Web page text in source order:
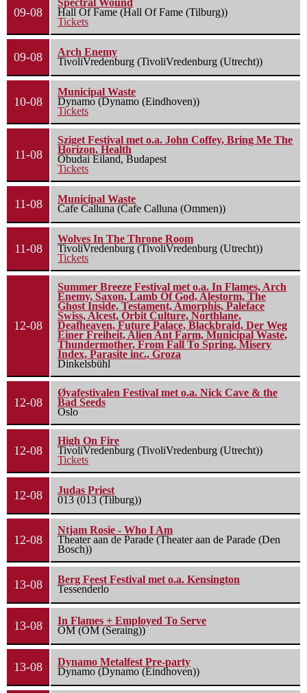
09-08
Spectral Wound
Hall Of Fame (Hall Of Fame (Tilburg))
Tickets
09-08
Arch Enemy
TivoliVredenburg (TivoliVredenburg (Utrecht))
10-08
Municipal Waste
Dynamo (Dynamo (Eindhoven))
Tickets
11-08
Sziget Festival met o.a. John Coffey, Bring Me The
Horizon, Health
Óbudai Eiland, Budapest
Tickets
11-08
Municipal Waste
Cafe Calluna (Cafe Calluna (Ommen))
11-08
Wolves In The Throne Room
TivoliVredenburg (TivoliVredenburg (Utrecht))
Tickets
12-08
Summer Breeze Festival met o.a. In Flames, Arch
Enemy, Saxon, Lamb Of God, Alestorm, The
Ghost Inside, Testament, Amorphis, Paleface
Swiss, Alcest, Orbit Culture, Northlane,
Deafheaven, Future Palace, Blackbraid, Der Weg
Einer Freiheit, Alien Ant Farm, Municipal Waste,
Thundermother, From Fall To Spring, Misery
Index, Parasite inc., Groza
Dinkelsbühl
12-08
Øyafestivalen Festival met o.a. Nick Cave & the
Bad Seeds
Oslo
12-08
High On Fire
TivoliVredenburg (TivoliVredenburg (Utrecht))
Tickets
12-08
Judas Priest
013 (013 (Tilburg))
12-08
Ntjam Rosie - Who I Am
Theater aan de Parade (Theater aan de Parade (Den
Bosch))
13-08
Berg Feest Festival met o.a. Kensington
Tessenderlo
13-08
In Flames + Employed To Serve
OM (OM (Seraing))
13-08
Dynamo Metalfest Pre-party
Dynamo (Dynamo (Eindhoven))